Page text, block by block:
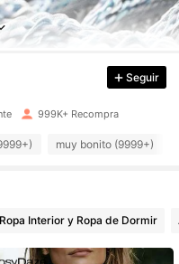
Seguir
999K+ Recompra
muy bonito (9999+)
Ropa Interior y Ropa de Dormir